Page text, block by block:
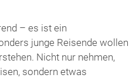
– es ist ein
junge Reisende wollen
Nicht nur nehmen,
sondern etwas